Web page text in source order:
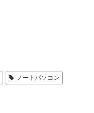
ノートパソコン